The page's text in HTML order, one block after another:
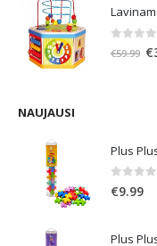
out
€59.99 €
NAUJAUSI
0 out
€9.99